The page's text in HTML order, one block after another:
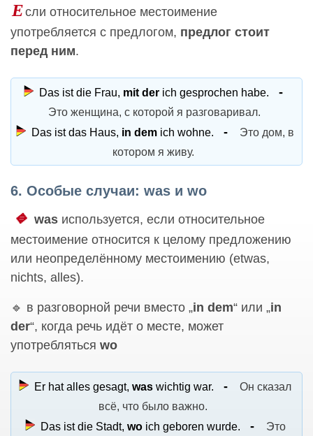
Если относительное местоимение
употребляется с предлогом, предлог стоит
перед ним.
Das ist die Frau, mit derich gesprochen habe.
Это женщина, с которой я разговаривал.
Das ist das Haus, in dem ich wohne.
Это дом, в
котором я живу.
6. Особые случаи: was и wo
🔹 was используется, если относительное
местоимение относится к целому предложению
или неопределённому местоимению (etwas,
nichts, alles).
🔹 в разговорной речи вместо „in dem“ или „in
der“, когда речь идёт о месте, может
употребляться wo
Er hat alles gesagt, was wichtig war.
Он сказал
всё, что было важно.
Das ist die Stadt, woich geboren wurde.
Это